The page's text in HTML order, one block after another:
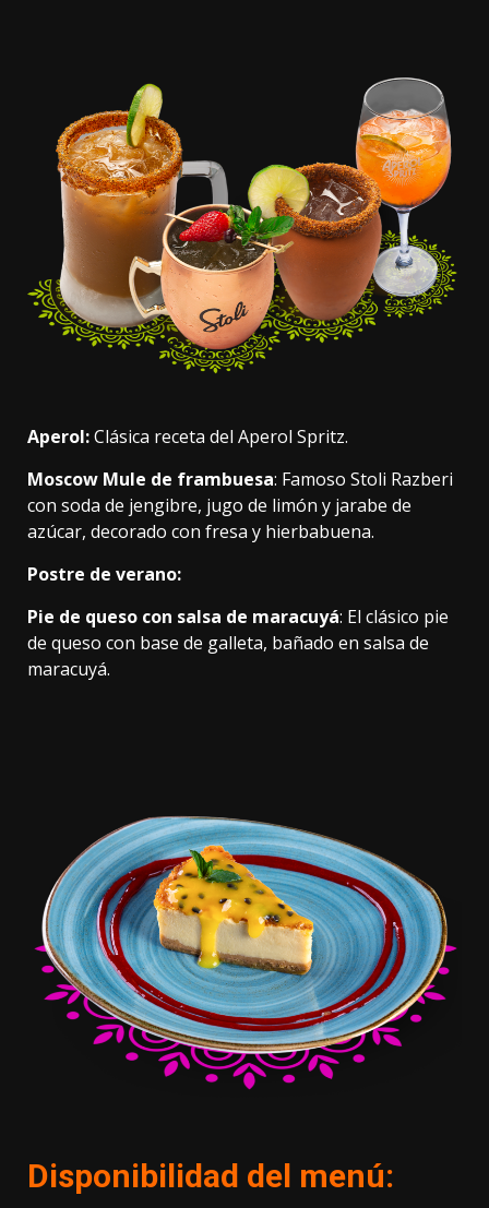
Aperol:Clásica receta del Aperol Spritz.
Moscow Mule de frambuesa: Famoso Stoli Razberi
con soda de jengibre, jugo de limón y jarabe de
azúcar, decorado con fresa y hierbabuena.
Postre de verano:
Pie de queso con salsa de maracuyá: El clásico pie
de queso con base de galleta, bañado en salsa de
maracuyá.
Disponibilidad del menú: